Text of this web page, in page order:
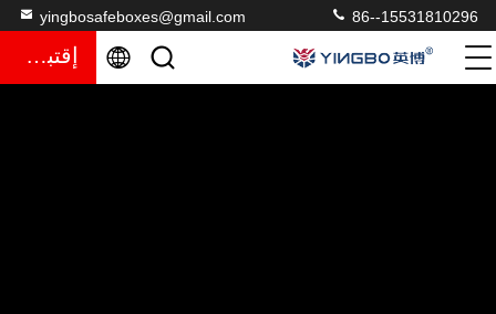
yingbosafeboxes@gmail.com 86--15531810296
إقتباس